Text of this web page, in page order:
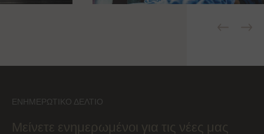
ΕΝΗΜΕΡΩΤΙΚΌ ΔΕΛΤΊΟ
Μείνετε ενημερωμένοι για τις νέες μας